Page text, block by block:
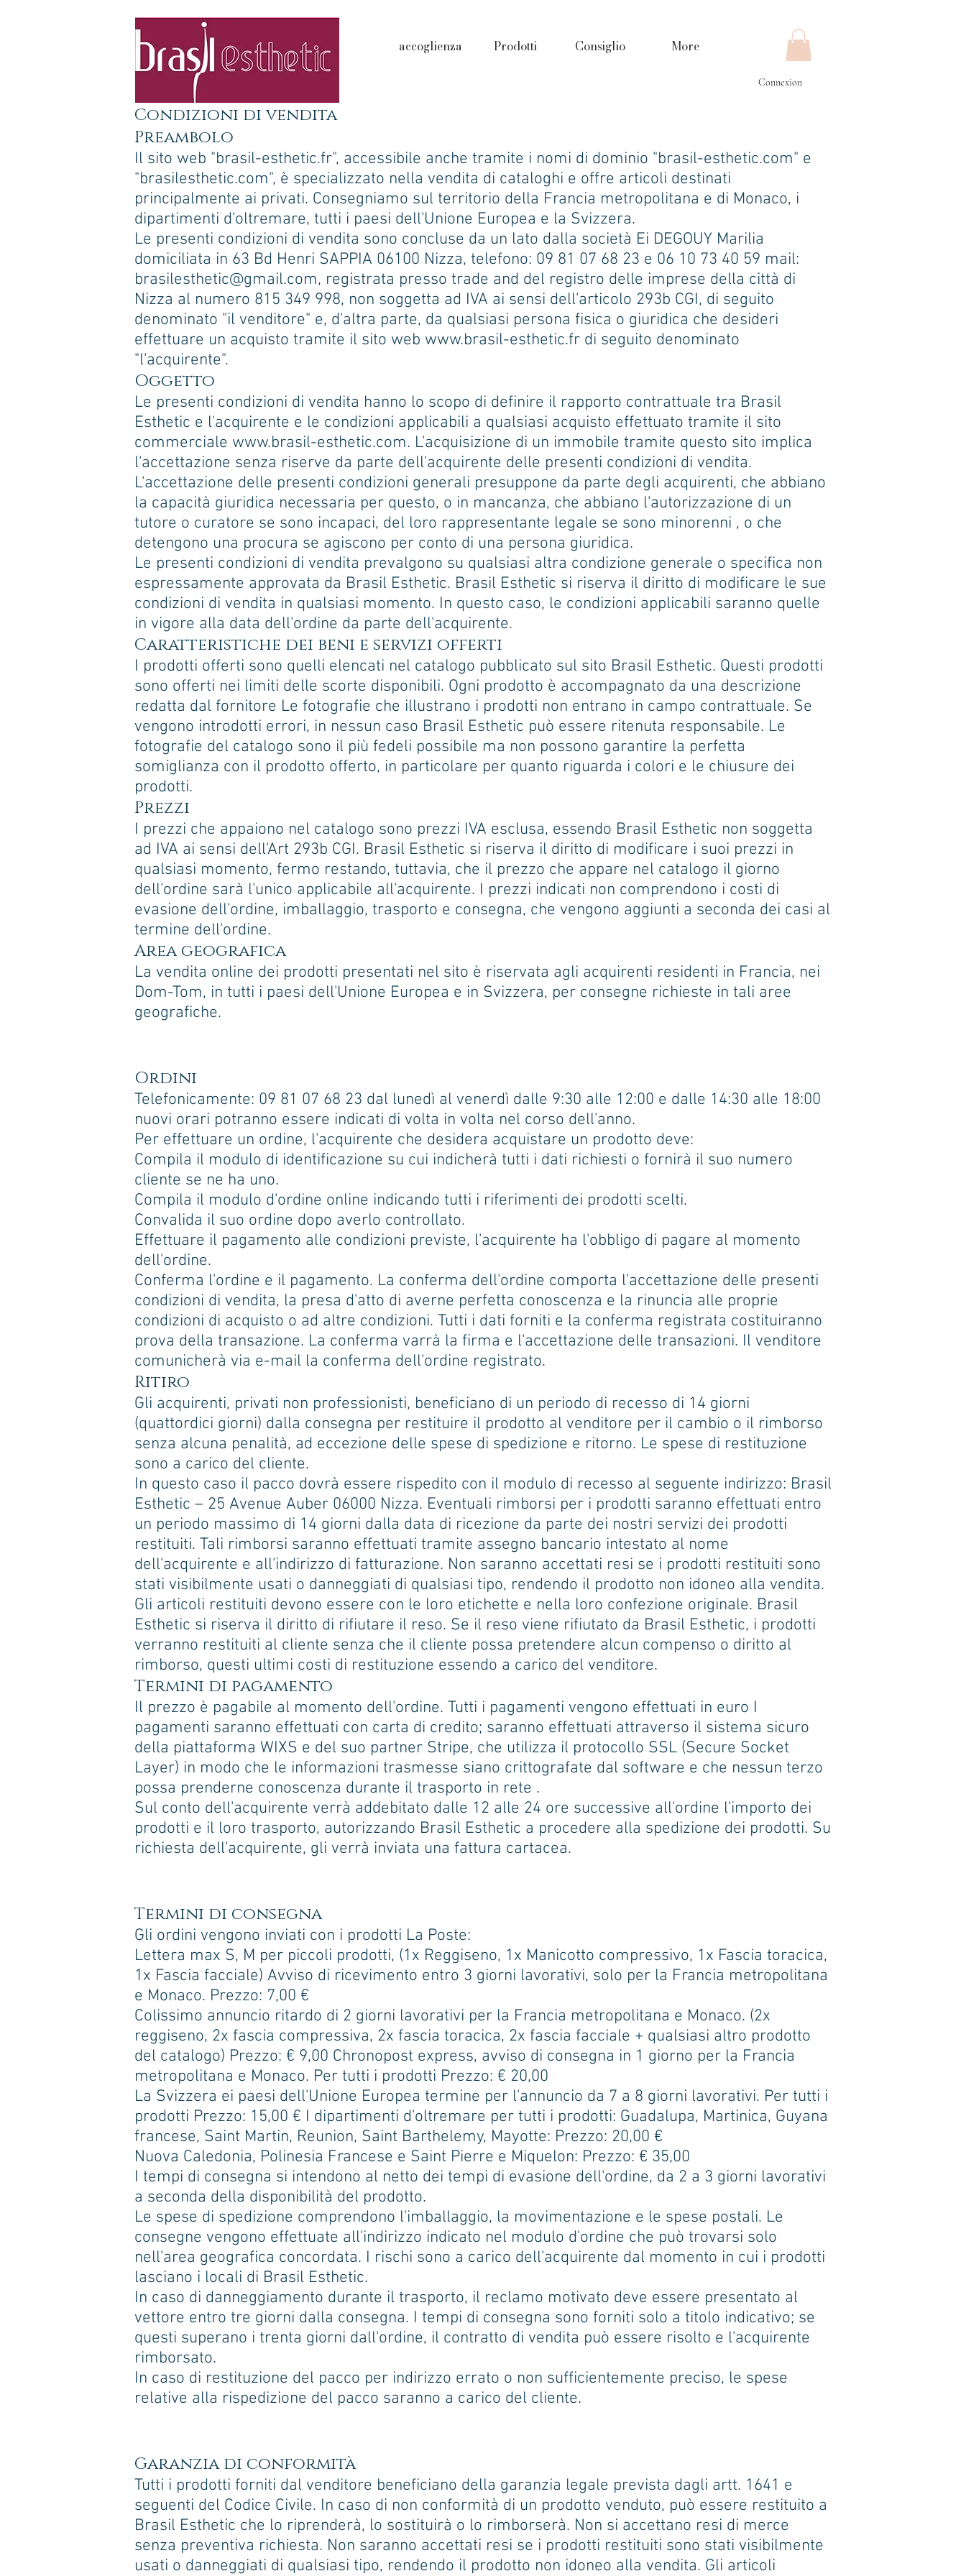
accoglienza Prodotti Consiglio More
Connexion
Condizioni di vendita
Preambolo
Il sito web "brasil-esthetic.fr", accessibile anche tramite i nomi di dominio "brasil-esthetic.com" e
"brasilesthetic.com", è specializzato nella vendita di cataloghi e offre articoli destinati
principalmente ai privati. Consegniamo sul territorio della Francia metropolitana e di Monaco, i
dipartimenti d'oltremare, tutti i paesi dell'Unione Europea e la Svizzera.
Le presenti condizioni di vendita sono concluse da un lato dalla società Ei DEGOUY Marilia
domiciliata in 63 Bd Henri SAPPIA 06100 Nizza, telefono: 09 81 07 68 23 e 06 10 73 40 59 mail:
brasilesthetic@gmail.com, registrata presso trade and del registro delle imprese della città di
Nizza al numero 815 349 998, non soggetta ad IVA ai sensi dell'articolo 293b CGI, di seguito
denominato "il venditore" e, d'altra parte, da qualsiasi persona fisica o giuridica che desideri
effettuare un acquisto tramite il sito web www.brasil-esthetic.fr di seguito denominato
"l'acquirente".
Oggetto
Le presenti condizioni di vendita hanno lo scopo di definire il rapporto contrattuale tra Brasil
Esthetic e l'acquirente e le condizioni applicabili a qualsiasi acquisto effettuato tramite il sito
commerciale www.brasil-esthetic.com. L'acquisizione di un immobile tramite questo sito implica
l'accettazione senza riserve da parte dell'acquirente delle presenti condizioni di vendita.
L'accettazione delle presenti condizioni generali presuppone da parte degli acquirenti, che abbiano
la capacità giuridica necessaria per questo, o in mancanza, che abbiano l'autorizzazione di un
tutore o curatore se sono incapaci, del loro rappresentante legale se sono minorenni , o che
detengono una procura se agiscono per conto di una persona giuridica.
Le presenti condizioni di vendita prevalgono su qualsiasi altra condizione generale o specifica non
espressamente approvata da Brasil Esthetic. Brasil Esthetic si riserva il diritto di modificare le sue
condizioni di vendita in qualsiasi momento. In questo caso, le condizioni applicabili saranno quelle
in vigore alla data dell'ordine da parte dell'acquirente.
Caratteristiche dei beni e servizi offerti
I prodotti offerti sono quelli elencati nel catalogo pubblicato sul sito Brasil Esthetic. Questi prodotti
sono offerti nei limiti delle scorte disponibili. Ogni prodotto è accompagnato da una descrizione
redatta dal fornitore Le fotografie che illustrano i prodotti non entrano in campo contrattuale. Se
vengono introdotti errori, in nessun caso Brasil Esthetic può essere ritenuta responsabile. Le
fotografie del catalogo sono il più fedeli possibile ma non possono garantire la perfetta
somiglianza con il prodotto offerto, in particolare per quanto riguarda i colori e le chiusure dei
prodotti.
Prezzi
I prezzi che appaiono nel catalogo sono prezzi IVA esclusa, essendo Brasil Esthetic non soggetta
ad IVA ai sensi dell'Art 293b CGI. Brasil Esthetic si riserva il diritto di modificare i suoi prezzi in
qualsiasi momento, fermo restando, tuttavia, che il prezzo che appare nel catalogo il giorno
dell'ordine sarà l'unico applicabile all'acquirente. I prezzi indicati non comprendono i costi di
evasione dell'ordine, imballaggio, trasporto e consegna, che vengono aggiunti a seconda dei casi al
termine dell'ordine.
Area geografica
La vendita online dei prodotti presentati nel sito è riservata agli acquirenti residenti in Francia, nei
Dom-Tom, in tutti i paesi dell'Unione Europea e in Svizzera, per consegne richieste in tali aree
geografiche.
Ordini
Telefonicamente: 09 81 07 68 23 dal lunedì al venerdì dalle 9:30 alle 12:00 e dalle 14:30 alle 18:00
nuovi orari potranno essere indicati di volta in volta nel corso dell'anno.
Per effettuare un ordine, l'acquirente che desidera acquistare un prodotto deve:
Compila il modulo di identificazione su cui indicherà tutti i dati richiesti o fornirà il suo numero
cliente se ne ha uno.
Compila il modulo d'ordine online indicando tutti i riferimenti dei prodotti scelti.
Convalida il suo ordine dopo averlo controllato.
Effettuare il pagamento alle condizioni previste, l'acquirente ha l'obbligo di pagare al momento
dell'ordine.
Conferma l'ordine e il pagamento. La conferma dell'ordine comporta l'accettazione delle presenti
condizioni di vendita, la presa d'atto di averne perfetta conoscenza e la rinuncia alle proprie
condizioni di acquisto o ad altre condizioni. Tutti i dati forniti e la conferma registrata costituiranno
prova della transazione. La conferma varrà la firma e l'accettazione delle transazioni. Il venditore
comunicherà via e-mail la conferma dell'ordine registrato.
Ritiro
Gli acquirenti, privati non professionisti, beneficiano di un periodo di recesso di 14 giorni
(quattordici giorni) dalla consegna per restituire il prodotto al venditore per il cambio o il rimborso
senza alcuna penalità, ad eccezione delle spese di spedizione e ritorno. Le spese di restituzione
sono a carico del cliente.
In questo caso il pacco dovrà essere rispedito con il modulo di recesso al seguente indirizzo: Brasil
Esthetic – 25 Avenue Auber 06000 Nizza. Eventuali rimborsi per i prodotti saranno effettuati entro
un periodo massimo di 14 giorni dalla data di ricezione da parte dei nostri servizi dei prodotti
restituiti. Tali rimborsi saranno effettuati tramite assegno bancario intestato al nome
dell'acquirente e all'indirizzo di fatturazione. Non saranno accettati resi se i prodotti restituiti sono
stati visibilmente usati o danneggiati di qualsiasi tipo, rendendo il prodotto non idoneo alla vendita.
Gli articoli restituiti devono essere con le loro etichette e nella loro confezione originale. Brasil
Esthetic si riserva il diritto di rifiutare il reso. Se il reso viene rifiutato da Brasil Esthetic, i prodotti
verranno restituiti al cliente senza che il cliente possa pretendere alcun compenso o diritto al
rimborso, questi ultimi costi di restituzione essendo a carico del venditore.
Termini di pagamento
Il prezzo è pagabile al momento dell'ordine. Tutti i pagamenti vengono effettuati in euro I
pagamenti saranno effettuati con carta di credito; saranno effettuati attraverso il sistema sicuro
della piattaforma WIXS e del suo partner Stripe, che utilizza il protocollo SSL (Secure Socket
Layer) in modo che le informazioni trasmesse siano crittografate dal software e che nessun terzo
possa prenderne conoscenza durante il trasporto in rete .
Sul conto dell'acquirente verrà addebitato dalle 12 alle 24 ore successive all'ordine l'importo dei
prodotti e il loro trasporto, autorizzando Brasil Esthetic a procedere alla spedizione dei prodotti. Su
richiesta dell'acquirente, gli verrà inviata una fattura cartacea.
Termini di consegna
Gli ordini vengono inviati con i prodotti La Poste:
Lettera max S, M per piccoli prodotti, (1x Reggiseno, 1x Manicotto compressivo, 1x Fascia toracica,
1x Fascia facciale) Avviso di ricevimento entro 3 giorni lavorativi, solo per la Francia metropolitana
e Monaco. Prezzo: 7,00 €
Colissimo annuncio ritardo di 2 giorni lavorativi per la Francia metropolitana e Monaco. (2x
reggiseno, 2x fascia compressiva, 2x fascia toracica, 2x fascia facciale + qualsiasi altro prodotto
del catalogo) Prezzo: € 9,00 Chronopost express, avviso di consegna in 1 giorno per la Francia
metropolitana e Monaco. Per tutti i prodotti Prezzo: € 20,00
La Svizzera ei paesi dell'Unione Europea termine per l'annuncio da 7 a 8 giorni lavorativi. Per tutti i
prodotti Prezzo: 15,00 € I dipartimenti d'oltremare per tutti i prodotti: Guadalupa, Martinica, Guyana
francese, Saint Martin, Reunion, Saint Barthelemy, Mayotte: Prezzo: 20,00 €
Nuova Caledonia, Polinesia Francese e Saint Pierre e Miquelon: Prezzo: € 35,00
I tempi di consegna si intendono al netto dei tempi di evasione dell'ordine, da 2 a 3 giorni lavorativi
a seconda della disponibilità del prodotto.
Le spese di spedizione comprendono l'imballaggio, la movimentazione e le spese postali. Le
consegne vengono effettuate all'indirizzo indicato nel modulo d'ordine che può trovarsi solo
nell'area geografica concordata. I rischi sono a carico dell'acquirente dal momento in cui i prodotti
lasciano i locali di Brasil Esthetic.
In caso di danneggiamento durante il trasporto, il reclamo motivato deve essere presentato al
vettore entro tre giorni dalla consegna. I tempi di consegna sono forniti solo a titolo indicativo; se
questi superano i trenta giorni dall'ordine, il contratto di vendita può essere risolto e l'acquirente
rimborsato.
In caso di restituzione del pacco per indirizzo errato o non sufficientemente preciso, le spese
relative alla rispedizione del pacco saranno a carico del cliente.
Garanzia di conformità
Tutti i prodotti forniti dal venditore beneficiano della garanzia legale prevista dagli artt. 1641 e
seguenti del Codice Civile. In caso di non conformità di un prodotto venduto, può essere restituito a
Brasil Esthetic che lo riprenderà, lo sostituirà o lo rimborserà. Non si accettano resi di merce
senza preventiva richiesta. Non saranno accettati resi se i prodotti restituiti sono stati visibilmente
usati o danneggiati di qualsiasi tipo, rendendo il prodotto non idoneo alla vendita. Gli articoli